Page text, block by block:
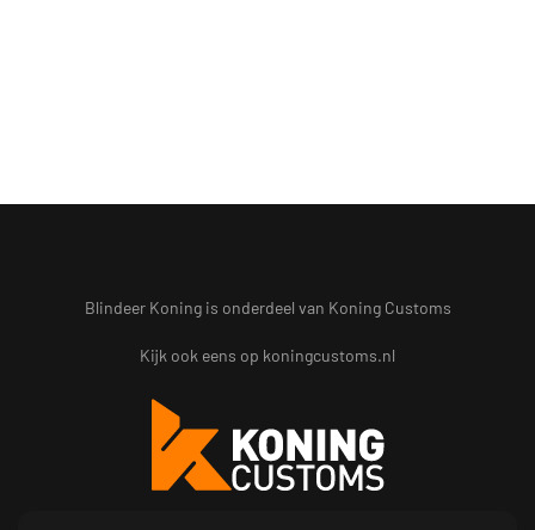
Blindeer Koning is onderdeel van Koning Customs
Kijk ook eens op koningcustoms.nl